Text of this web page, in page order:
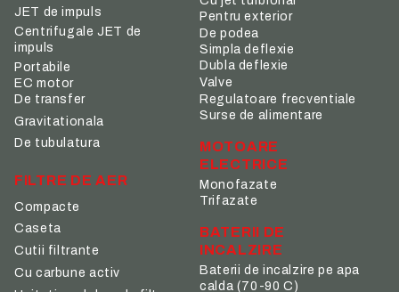
JET de impuls
Centrifugale JET de
impuls
Portabile
EC motor
Pentru exterior
De podea
Simpla deflexie
Dubla deflexie
Valve
De transfer
Gravitationala
De tubulatura
FILTRE DE AER
Compacte
Caseta
Cutii filtrante
Cu carbune activ
Regulatoare frecventiale
Surse de alimentare
MOTOARE
ELECTRICE
Monofazate
Trifazate
BATERII DE
INCALZIRE
Baterii de incalzire pe apa
calda (70-90 C)